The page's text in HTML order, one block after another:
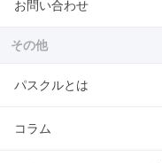
お問い合わせ
その他
パスクルとは
コラム